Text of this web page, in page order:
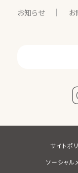
お知らせ
サイトポ
ソーシャル